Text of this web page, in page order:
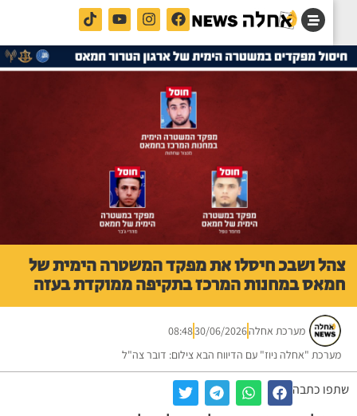
ושבכ חיסלו את מפקד המשטרה הימית של
במחנות המרכז בתקיפה ממוקדת בעזה
מערכת אחלה 30/06/2026
08:48
"אחלה ניוז" עם הדיווח הבא צילום: דובר צה"ל
כתבה